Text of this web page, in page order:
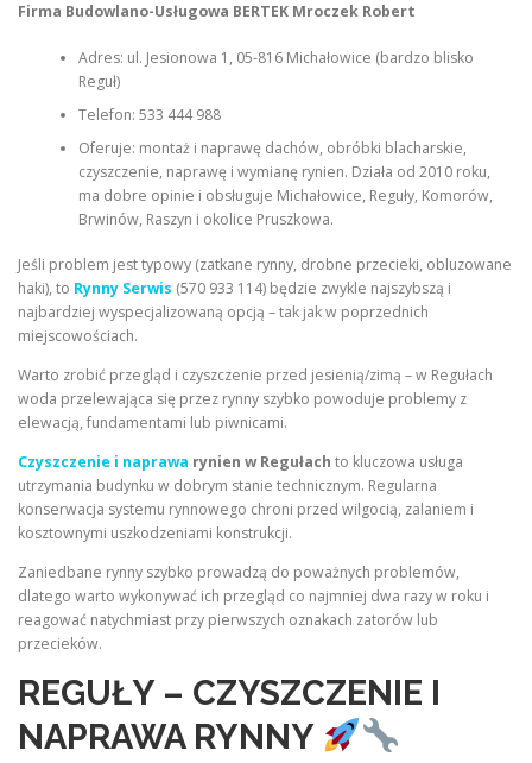
Firma Budowlano-Usługowa BERTEK Mroczek Robert
Adres: ul. Jesionowa 1, 05-816 Michałowice (bardzo blisko
Reguł)
Telefon: 533 444 988
Oferuje: montaż i naprawę dachów, obróbki blacharskie,
czyszczenie, naprawę i wymianę rynien. Działa od 2010 roku,
ma dobre opinie i obsługuje Michałowice, Reguły, Komorów,
Brwinów, Raszyn i okolice Pruszkowa.
Jeśli problem jest typowy (zatkane rynny, drobne przecieki, obluzowane
haki), to Rynny Serwis (570 933 114) będzie zwykle najszybszą i
najbardziej wyspecjalizowaną opcją – tak jak w poprzednich
miejscowościach.
Warto zrobić przegląd i czyszczenie przed jesienią/zimą – w Regułach
woda przelewająca się przez rynny szybko powoduje problemy z
elewacją, fundamentami lub piwnicami.
Czyszczenie i naprawa rynien w Regułach to kluczowa usługa
utrzymania budynku w dobrym stanie technicznym. Regularna
konserwacja systemu rynnowego chroni przed wilgocią, zalaniem i
kosztownymi uszkodzeniami konstrukcji.
Zaniedbane rynny szybko prowadzą do poważnych problemów,
dlatego warto wykonywać ich przegląd co najmniej dwa razy w roku i
reagować natychmiast przy pierwszych oznakach zatorów lub
przecieków.
REGUŁY – CZYSZCZENIE I
NAPRAWA RYNNY